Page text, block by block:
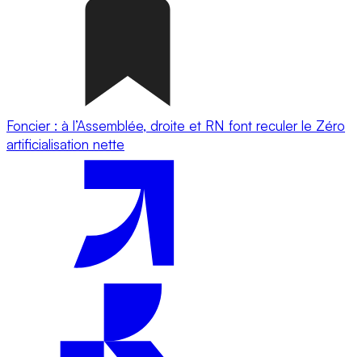
Foncier : à l’Assemblée, droite et RN font reculer le Zéro
artificialisation nette